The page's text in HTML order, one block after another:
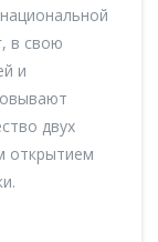
в свою
и
двух
открытием